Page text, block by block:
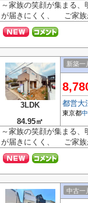
～家族の笑顔が集まる
が届きにくく、 ご家族
3LDK
84.95㎡
新築一
都営大
東京都
～家族の笑顔が集まる
が届きにくく、 ご家族
中古一